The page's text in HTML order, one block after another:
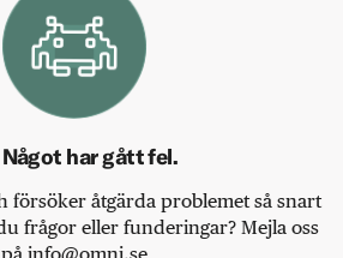
Något har gått fel.
försöker åtgärda problemet så snart
frågor eller funderingar? Mejla oss